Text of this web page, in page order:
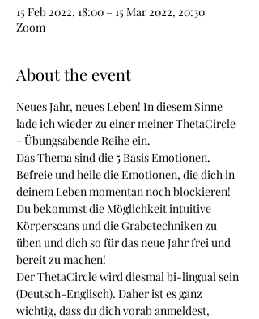
15 Feb 2022, 18:00 – 15 Mar 2022, 20:30
Zoom
About the event
Neues Jahr, neues Leben! In diesem Sinne
lade ich wieder zu einer meiner ThetaCircle
- Übungsabende Reihe ein.
Das Thema sind die 5 Basis Emotionen.
Befreie und heile die Emotionen, die dich in
deinem Leben momentan noch blockieren!
Du bekommst die Möglichkeit intuitive
Körperscans und die Grabetechniken zu
üben und dich so für das neue Jahr frei und
bereit zu machen!
Der ThetaCircle wird diesmal bi-lingual sein
(Deutsch-Englisch). Daher ist es ganz
wichtig, dass du dich vorab anmeldest,